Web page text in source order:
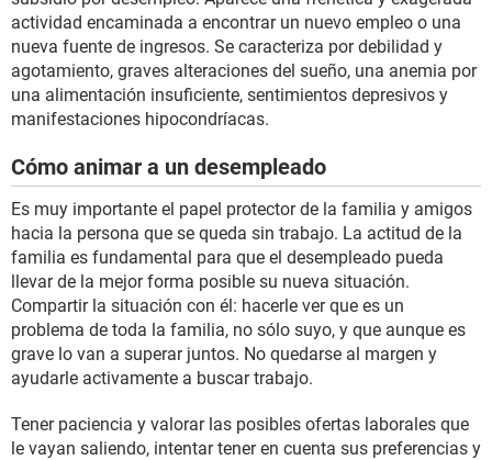
actividad encaminada a encontrar un nuevo empleo o una
nueva fuente de ingresos. Se caracteriza por debilidad y
agotamiento, graves alteraciones del sueño, una anemia por
una alimentación insuficiente, sentimientos depresivos y
manifestaciones hipocondríacas.
Cómo animar a un desempleado
Es muy importante el papel protector de la familia y amigos
hacia la persona que se queda sin trabajo. La actitud de la
familia es fundamental para que el desempleado pueda
llevar de la mejor forma posible su nueva situación.
Compartir la situación con él: hacerle ver que es un
problema de toda la familia, no sólo suyo, y que aunque es
grave lo van a superar juntos. No quedarse al margen y
ayudarle activamente a buscar trabajo.
Tener paciencia y valorar las posibles ofertas laborales que
le vayan saliendo, intentar tener en cuenta sus preferencias y